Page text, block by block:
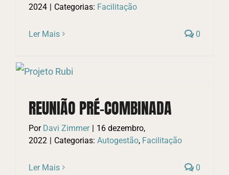
2024 | Categorias: Facilitação
Ler Mais 0
REUNIÃO PRÉ-COMBINADA
Por Davi Zimmer | 16 dezembro,
2022 | Categorias: Autogestão, Facilitação
Ler Mais 0